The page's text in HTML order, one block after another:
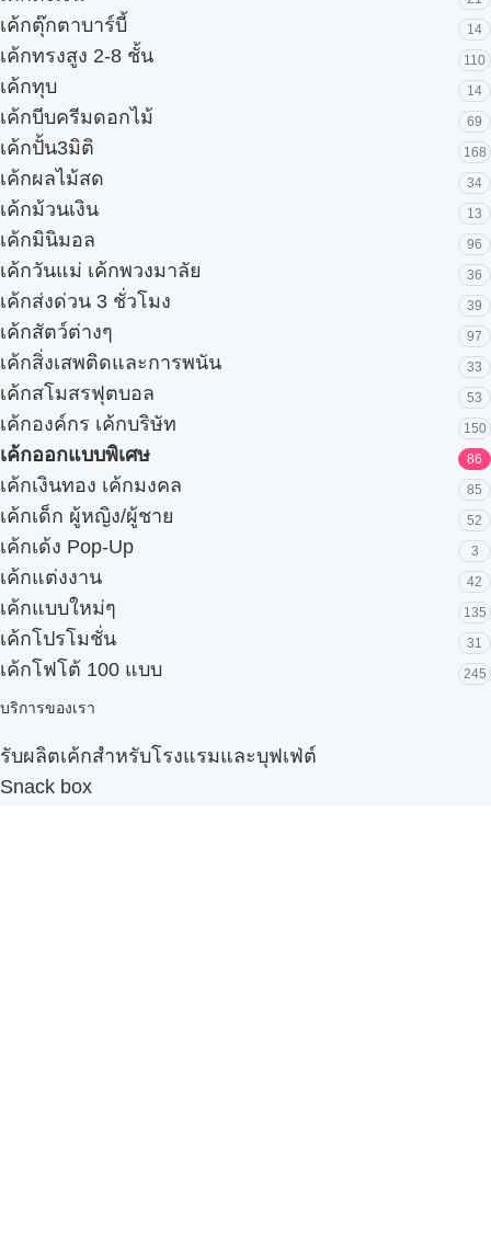
เค้กตุ๊กตาบาร์บี้ 14
เค้กทรงสูง 2-8 ชั้น 110
เค้กทุบ 14
เค้กบีบครีมดอกไม้ 69
เค้กปั้น3มิติ 168
เค้กผลไม้สด 34
เค้กม้วนเงิน 13
เค้กมินิมอล 96
เค้กวันแม่ เค้กพวงมาลัย 36
เค้กส่งด่วน 3 ชั่วโมง 39
เค้กสัตว์ต่างๆ 97
เค้กสิ่งเสพติดและการพนัน 33
เค้กสโมสรฟุตบอล 53
เค้กองค์กร เค้กบริษัท 150
เค้กออกแบบพิเศษ 86
เค้กเงินทอง เค้กมงคล 85
เค้กเด็ก ผู้หญิง/ผู้ชาย 52
เค้กเด้ง Pop-Up 3
เค้กแต่งงาน 42
เค้กแบบใหม่ๆ 135
เค้กโปรโมชั่น 31
เค้กโฟโต้ 100 แบบ 245
บริการของเรา
รับผลิตเค้กสำหรับโรงแรมและบุฟเฟ่ต์
Snack box